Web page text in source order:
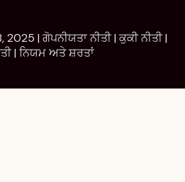
2025 | ਗੋਪਨੀਯਤਾ ਨੀਤੀ| ਕੁਕੀ ਨੀਤੀ|
| ਨਿਯਮ ਅਤੇ ਸ਼ਰਤਾਂ